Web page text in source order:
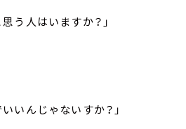
う人はいますか？」
いんじゃないすか？」